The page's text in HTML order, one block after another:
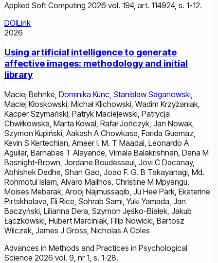
Applied Soft Computing 2026 vol. 194, art. 114924, s. 1-12.
DOILink
2026
Using artificial intelligence to generate
affective images: methodology and initial
library
Maciej Behnke Dominika Kunc Stanisław Saganowski
Maciej Kłoskowski Michał Klichowski Wadim Krzyżaniak
Kacper Szymański Patryk Maciejewski Patrycja
Chwiłkowska Marta Kowal Rafał Jończyk Jan Nowak
Szymon Kupiński Aakash A Chowkase Farida Guemaz
Kevin S Kertechian Ameer I. M. T Maadal Leonardo A
Aguilar, Barnabas T Alayande Vimala Balakrishnan Dana M
Basnight-Brown Jordane Boudesseul Jovi C Dacanay,
Abhishek Dedhe Shan Gao Joao F. G. B Takayanagi Md.
Rohmotul Islam Alvaro Mailhos Christine M Mpyangu
Moises Mebarak Arooj Najmussaqib Ju Hee Park Ekaterine
Pirtskhalava Eli Rice Sohrab Sami ,Yuki Yamada Jan
Baczyński Lilianna Dera Szymon Jęśko-Białek Jakub
Łączkowski Hubert Marciniak Filip Nowicki Bartosz
Wilczek James J Gross Nicholas A Coles
Advances in Methods and Practices in Psychological
Science 2026 vol. 9, nr 1, s. 1-28.